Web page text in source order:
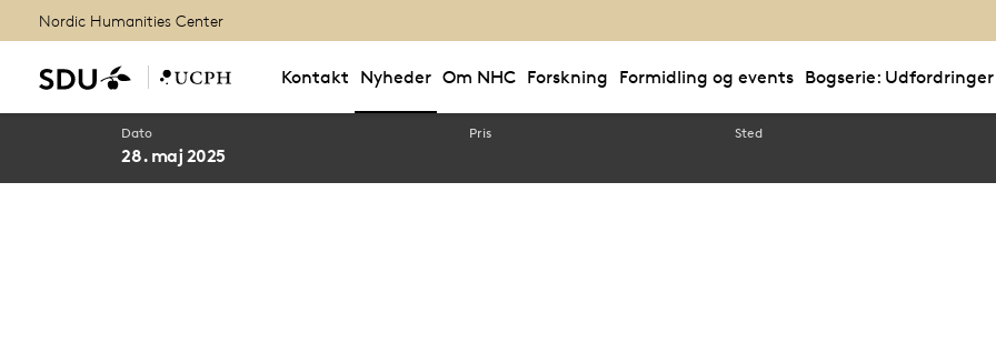
Nordic Humanities Center
Kontakt Nyheder Om NHC Forskning Formidling og events Bogserie: Udfordringer
Dato
28. maj 2025
Pris Sted